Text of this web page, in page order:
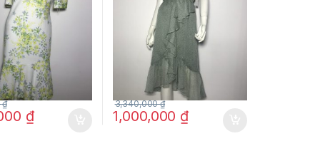
₫
₫
1,000,000 ₫
3,340,000₫